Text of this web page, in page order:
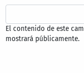
El contenido de este
mostrará públicamente.